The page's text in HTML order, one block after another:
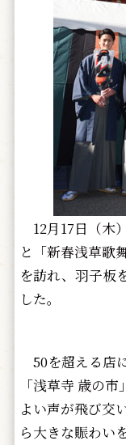
12月17日（木
と「新春浅草歌
を訪れ、羽子板
した。
50を超える店
「浅草寺 歳の
よい声が飛び交
ら大きな賑わい